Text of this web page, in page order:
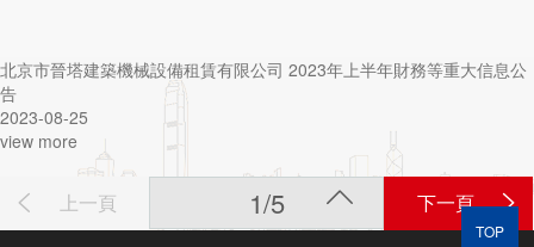
北京市晉塔建築機械設備租賃有限公司 2023年上半年財務等重大信息公
告
2023-08-25
view more
上一頁 1/5 下一頁
TOP